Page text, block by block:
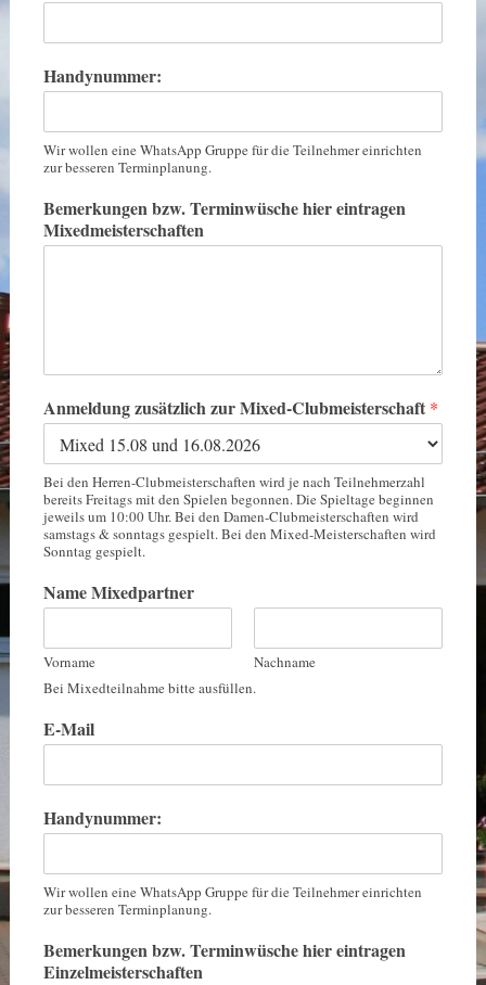
Handynummer:
Wir wollen eine WhatsApp Gruppe für die Teilnehmer einrichten
zur besseren Terminplanung.
Bemerkungen bzw. Terminwüsche hier eintragen
Mixedmeisterschaften
Anmeldung zusätzlich zur Mixed-Clubmeisterschaft *
Bei den Herren-Clubmeisterschaften wird je nach Teilnehmerzahl
bereits Freitags mit den Spielen begonnen. Die Spieltage beginnen
jeweils um 10:00 Uhr. Bei den Damen-Clubmeisterschaften wird
samstags & sonntags gespielt. Bei den Mixed-Meisterschaften wird
Sonntag gespielt.
Name Mixedpartner
Vorname
Nachname
Bei Mixedteilnahme bitte ausfüllen.
E-Mail
Handynummer:
Wir wollen eine WhatsApp Gruppe für die Teilnehmer einrichten
zur besseren Terminplanung.
Bemerkungen bzw. Terminwüsche hier eintragen
Einzelmeisterschaften